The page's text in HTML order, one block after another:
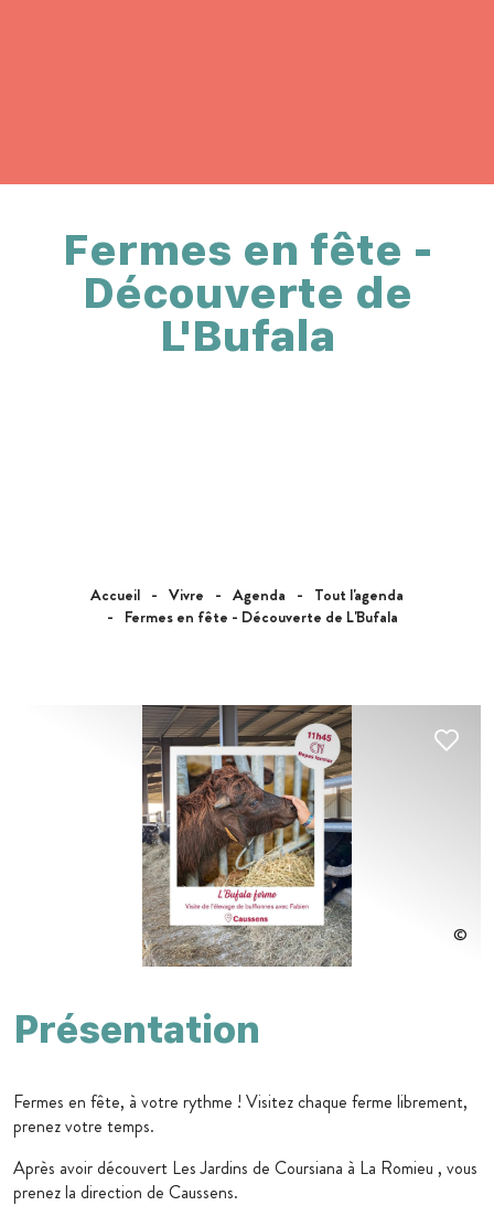
Accueil Vivre Agenda
Tout l'agenda
Fermes en fête - Découverte de L'Bufala
Fermes en fête -
Découverte de
L'Bufala
Présentation
Fermes en fête, à votre rythme ! Visitez chaque ferme librement,
prenez votre temps.
Après avoir découvert Les Jardins de Coursiana à La Romieu , vous
prenez la direction de Caussens.